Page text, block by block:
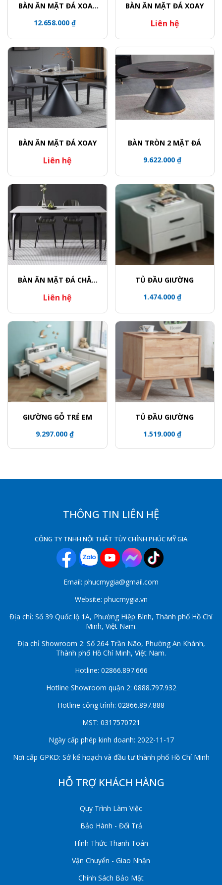
BÀN ĂN MẶT ĐÁ XOAY
TRỤ VIỀN VÀNG
12.658.000 ₫
BÀN ĂN MẶT ĐÁ XOAY
Liên hệ
BÀN ĂN MẶT ĐÁ XOAY
Liên hệ
BÀN TRÒN 2 MẶT ĐÁ
9.622.000 ₫
BÀN ĂN MẶT ĐÁ CHÂN
Liên hệ
TỦ ĐẦU GIƯỜNG
1.474.000 ₫
GIƯỜNG GỖ TRẺ EM
9.297.000 ₫
TỦ ĐẦU GIƯỜNG
1.519.000 ₫
THÔNG TIN LIÊN HỆ
CÔNG TY TNHH NỘI THẤT TÙY CHỈNH PHÚC MỸ GIA
Email: phucmygia@gmail.com
Website: phucmygia.vn
Địa chỉ: Số 39 Quốc lộ 1A, Phường Hiệp Bình, Thành phố Hồ Chí
Minh, Việt Nam.
Địa chỉ Showroom 2: Số 264 Trần Não, Phường An Khánh,
Thành phố Hồ Chí Minh, Việt Nam.
Hotline: 02866.897.666
Hotline Showroom quận 2: 0888.797.932
Hotline công trình: 02866.897.888
MST: 0317570721
Ngày cấp phép kinh doanh: 2022-11-17
Nơi cấp GPKD: Sở kế hoạch và đầu tư thành phố Hồ Chí Minh
HỖ TRỢ KHÁCH HÀNG
Quy Trình Làm Việc
Bảo Hành - Đổi Trả
Hình Thức Thanh Toán
Vận Chuyển - Giao Nhận
Chính Sách Bảo Mật